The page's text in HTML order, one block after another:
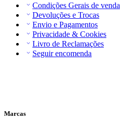
Condições Gerais de venda
Devoluções e Trocas
Envio e Pagamentos
Privacidade & Cookies
Livro de Reclamações
Seguir encomenda
Marcas